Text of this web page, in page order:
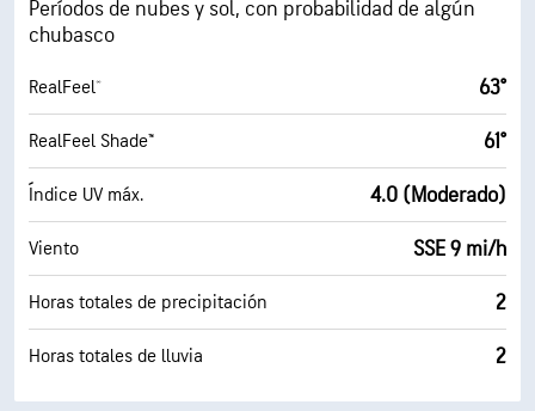
Períodos de nubes y sol, con probabilidad de algún
chubasco
RealFeel® 63°
RealFeel Shade™ 61°
Índice UV máx. 4.0 (Moderado)
Viento SSE 9 mi/h
Horas totales de precipitación 2
Horas totales de lluvia 2